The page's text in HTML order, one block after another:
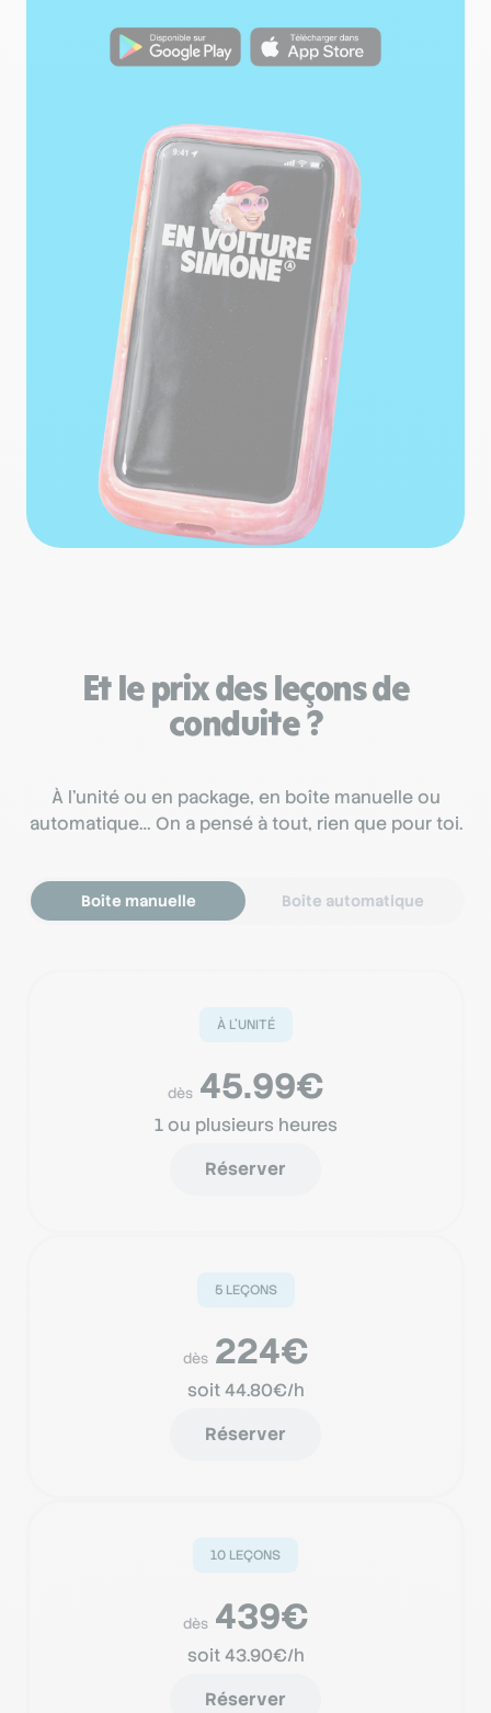
Et le prix des leçons de
conduite ?
À l’unité ou en package, en boîte manuelle ou
automatique… On a pensé à tout, rien que pour toi.
Boîte manuelle Boîte automatique
À L’UNITÉ
dès 45.99€
1 ou plusieurs heures
Réserver
5 LEÇONS
dès 224€
soit 44.80€/h
Réserver
10 LEÇONS
dès 439€
soit 43.90€/h
Réserver